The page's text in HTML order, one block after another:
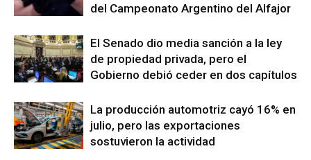
del Campeonato Argentino del Alfajor
El Senado dio media sanción a la ley
de propiedad privada, pero el
Gobierno debió ceder en dos capítulos
La producción automotriz cayó 16% en
julio, pero las exportaciones
sostuvieron la actividad